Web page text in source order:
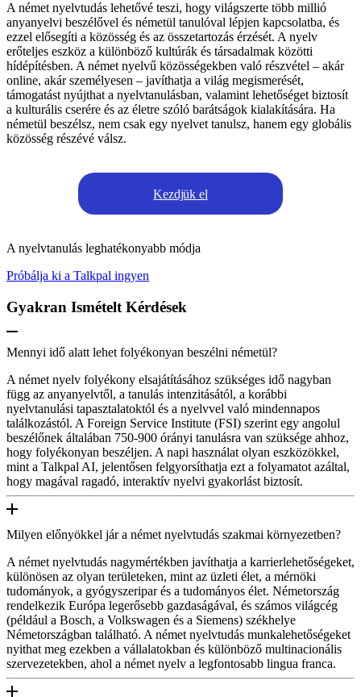
A német nyelvtudás lehetővé teszi, hogy világszerte több millió
anyanyelvi beszélővel és németül tanulóval lépjen kapcsolatba, és
ezzel elősegíti a közösség és az összetartozás érzését. A nyelv
erőteljes eszköz a különböző kultúrák és társadalmak közötti
hídépítésben. A német nyelvű közösségekben való részvétel – akár
online, akár személyesen – javíthatja a világ megismerését,
támogatást nyújthat a nyelvtanulásban, valamint lehetőséget biztosít
a kulturális cserére és az életre szóló barátságok kialakítására. Ha
németül beszélsz, nem csak egy nyelvet tanulsz, hanem egy globális
közösség részévé válsz.
Kezdjük el
A nyelvtanulás leghatékonyabb módja
Próbálja ki a Talkpal ingyen
Gyakran Ismételt Kérdések
Mennyi idő alatt lehet folyékonyan beszélni németül?
A német nyelv folyékony elsajátításához szükséges idő nagyban
függ az anyanyelvtől, a tanulás intenzitásától, a korábbi
nyelvtanulási tapasztalatoktól és a nyelvvel való mindennapos
találkozástól. A Foreign Service Institute (FSI) szerint egy angolul
beszélőnek általában 750-900 órányi tanulásra van szüksége ahhoz,
hogy folyékonyan beszéljen. A napi használat olyan eszközökkel,
mint a Talkpal AI, jelentősen felgyorsíthatja ezt a folyamatot azáltal,
hogy magával ragadó, interaktív nyelvi gyakorlást biztosít.
Milyen előnyökkel jár a német nyelvtudás szakmai környezetben?
A német nyelvtudás nagymértékben javíthatja a karrierlehetőségeket,
különösen az olyan területeken, mint az üzleti élet, a mérnöki
tudományok, a gyógyszeripar és a tudományos élet. Németország
rendelkezik Európa legerősebb gazdaságával, és számos világcég
(például a Bosch, a Volkswagen és a Siemens) székhelye
Németországban található. A német nyelvtudás munkalehetőségeket
nyithat meg ezekben a vállalatokban és különböző multinacionális
szervezetekben, ahol a német nyelv a legfontosabb lingua franca.